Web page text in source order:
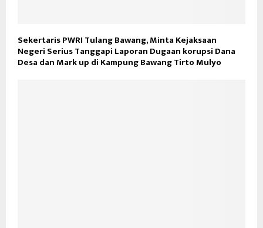
Sekertaris PWRI Tulang Bawang, Minta Kejaksaan
Negeri Serius Tanggapi Laporan Dugaan korupsi Dana
Desa dan Mark up di Kampung Bawang Tirto Mulyo